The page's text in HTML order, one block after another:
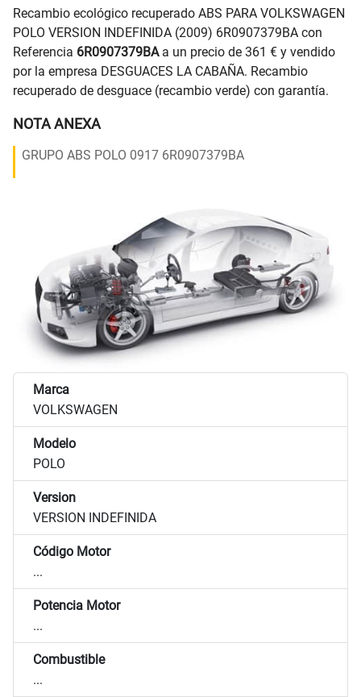
Recambio ecológico recuperado ABS PARA VOLKSWAGEN
POLO VERSION INDEFINIDA (2009) 6R0907379BA con
Referencia 6R0907379BAa un precio de 361 € y vendido
por la empresa DESGUACES LA CABAÑA. Recambio
recuperado de desguace (recambio verde) con garantía.
NOTA ANEXA
GRUPO ABS POLO 0917 6R0907379BA
Marca
VOLKSWAGEN
Modelo
POLO
Version
VERSION INDEFINIDA
Código Motor
...
Potencia Motor
...
Combustible
...